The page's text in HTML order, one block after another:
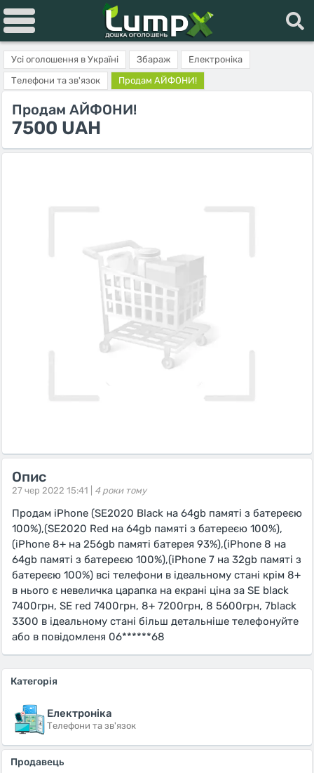
Усі оголошення в Україні Збараж
Електроніка
Телефони та зв'язок
Продам АЙФОНИ!
Продам АЙФОНИ!
7500 UAH
Опис
27 чер 2022 15:41 | 4 роки тому
Продам iPhone (SE2020 Black на 64gb памяті з батереєю
100%),(SE2020 Red на 64gb памяті з батереєю 100%),
(iPhone 8+ на 256gb памяті батерея 93%),(iPhone 8 на
64gb памяті з батереєю 100%),(iPhone 7 на 32gb памяті з
батереєю 100%) всі телефони в ідеальному стані крім 8+
в нього є невеличка царапка на екрані ціна за SE black
7400грн, SE red 7400грн, 8+ 7200грн, 8 5600грн, 7black
3300 в ідеальному стані більш детальніше телефонуйте
або в повідомленя 06******68
Категорія
Електроніка
Телефони та зв'язок
Продавець